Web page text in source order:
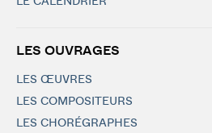
LES OUVRAGES
LES ŒUVRES
LES COMPOSITEURS
LES CHORÉGRAPHES